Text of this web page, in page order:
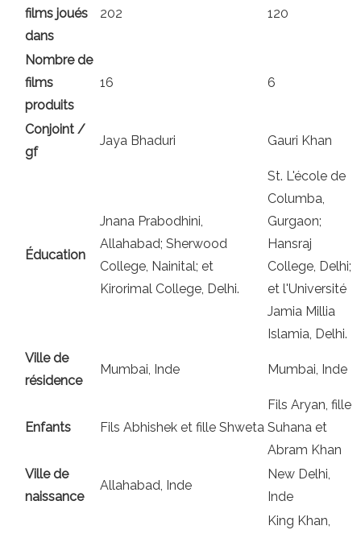
films joués
dans
202 120
Nombre de
films
produits
16 6
Conjoint /
gf
Jaya Bhaduri Gauri Khan
Éducation
Jnana Prabodhini,
Allahabad; Sherwood
College, Nainital; et
Kirorimal College, Delhi.
St. L'école de
Columba,
Gurgaon;
Hansraj
College, Delhi;
et l'Université
Jamia Millia
Islamia, Delhi.
Ville de
résidence
Mumbai, Inde Mumbai, Inde
Enfants Fils Abhishek et fille Shweta
Fils Aryan, fille
Suhana et
Abram Khan
Ville de
naissance
Allahabad, Inde
New Delhi,
Inde
King Khan,